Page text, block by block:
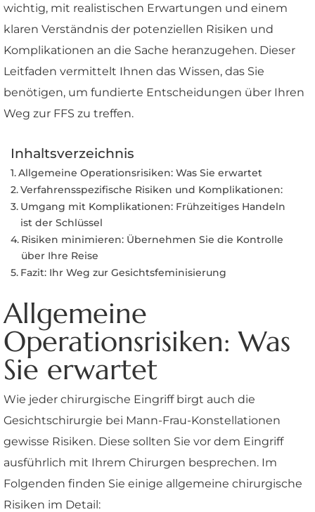
wichtig, mit realistischen Erwartungen und einem
klaren Verständnis der potenziellen Risiken und
Komplikationen an die Sache heranzugehen. Dieser
Leitfaden vermittelt Ihnen das Wissen, das Sie
benötigen, um fundierte Entscheidungen über Ihren
Weg zur FFS zu treffen.
Inhaltsverzeichnis
Allgemeine Operationsrisiken: Was Sie erwartet
Verfahrensspezifische Risiken und Komplikationen:
Umgang mit Komplikationen: Frühzeitiges Handeln
ist der Schlüssel
Risiken minimieren: Übernehmen Sie die Kontrolle
über Ihre Reise
Fazit: Ihr Weg zur Gesichtsfeminisierung
Allgemeine
Operationsrisiken: Was
Sie erwartet
Wie jeder chirurgische Eingriff birgt auch die
Gesichtschirurgie bei Mann-Frau-Konstellationen
gewisse Risiken. Diese sollten Sie vor dem Eingriff
ausführlich mit Ihrem Chirurgen besprechen. Im
Folgenden finden Sie einige allgemeine chirurgische
Risiken im Detail: